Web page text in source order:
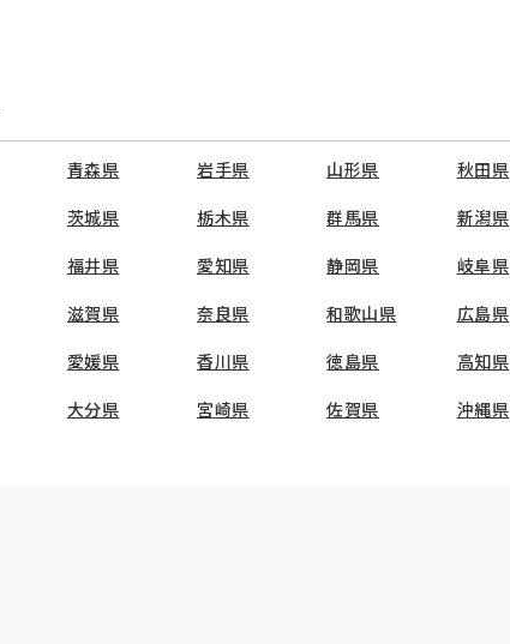
青森県 岩手県 山形県 秋田県
茨城県 栃木県 群馬県 新潟県
福井県 愛知県 静岡県 岐阜県
滋賀県 奈良県 和歌山県 広島県
愛媛県 香川県 徳島県 高知県
大分県 宮崎県 佐賀県 沖縄県